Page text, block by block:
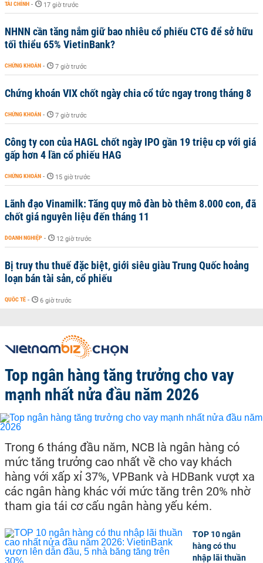
TÀI CHÍNH - 17 giờ trước
NHNN cần tăng nắm giữ bao nhiêu cổ phiếu CTG để sở hữu
tối thiểu 65% VietinBank?
CHỨNG KHOÁN - 7 giờ trước
Chứng khoán VIX chốt ngày chia cổ tức ngay trong tháng 8
CHỨNG KHOÁN - 7 giờ trước
Công ty con của HAGL chốt ngày IPO gần 19 triệu cp với giá
gấp hơn 4 lần cổ phiếu HAG
CHỨNG KHOÁN - 15 giờ trước
Lãnh đạo Vinamilk: Tăng quy mô đàn bò thêm 8.000 con, đã
chốt giá nguyên liệu đến tháng 11
DOANH NGHIỆP - 12 giờ trước
Bị truy thu thuế đặc biệt, giới siêu giàu Trung Quốc hoảng
loạn bán tài sản, cổ phiếu
QUỐC TẾ - 6 giờ trước
Top ngân hàng tăng trưởng cho vay
mạnh nhất nửa đầu năm 2026
Trong 6 tháng đầu năm, NCB là ngân hàng có
mức tăng trưởng cao nhất về cho vay khách
hàng với xấp xỉ 37%, VPBank và HDBank vượt xa
các ngân hàng khác với mức tăng trên 20% nhờ
tham gia tái cơ cấu ngân hàng yếu kém.
TOP 10 ngân
hàng có thu
nhập lãi thuần